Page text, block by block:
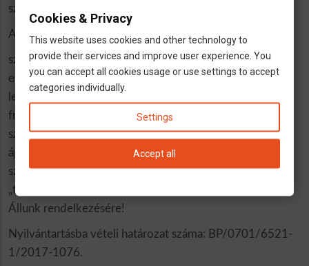
személyes tanácsadói támogatás.
A Hausengel a helyes döntés, ha
szívesen dolgozna Németországban.
euróban szeretne pénzt keresni.
legalább társalgási szinten beszél németül és szívesen
frissítené a meglévő nyelvtudását.
szeretettel, megértéssel fordul a gondozásra és az
ápolásra szoruló embertársaihoz.
szeretne a Hausengel-család részévé válni, hogy ön is
„teljes körű gondoskodásban“ részesüljön.
Állunk rendelkezésére!
Nyilvántartásba vételi határozat száma: BP/0701/6521-
1/2017-1076.
Cookies & Privacy
This website uses cookies and other technology to
provide their services and improve user experience. You
you can accept all cookies usage or use settings to accept
categories individually.
Settings
Accept all